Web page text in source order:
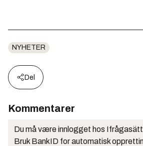
NYHETER
Del
Kommentarer
Du må være innlogget hos
Bruk BankID for automatisk